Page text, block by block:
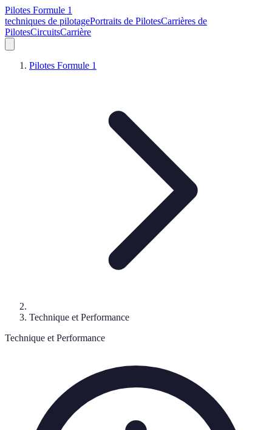
Pilotes Formule 1
techniques de pilotagePortraits de PilotesCarrières de
PilotesCircuitsCarrière
Pilotes Formule 1
Technique et Performance
Technique et Performance